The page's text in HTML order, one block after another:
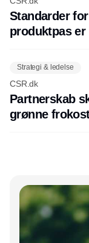
Standarder
produktpas er
Strategi & ledelse
CSR.dk
Partnerskab
grønne